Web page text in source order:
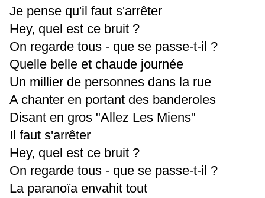
Je pense qu'il faut s'arrêter
Hey, quel est ce bruit ?
On regarde tous - que se passe-t-il ?
Quelle belle et chaude journée
Un millier de personnes dans la rue
A chanter en portant des banderoles
Disant en gros "Allez Les Miens"
Il faut s'arrêter
Hey, quel est ce bruit ?
On regarde tous - que se passe-t-il ?
La paranoïa envahit tout